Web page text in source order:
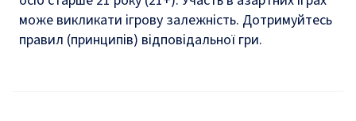
може викликати ігрову залежність. Дотримуйтесь
правил (принципів) відповідальної гри.